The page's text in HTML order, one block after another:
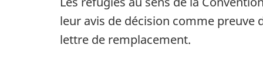
leur avis de décision comme preuve
lettre de remplacement.